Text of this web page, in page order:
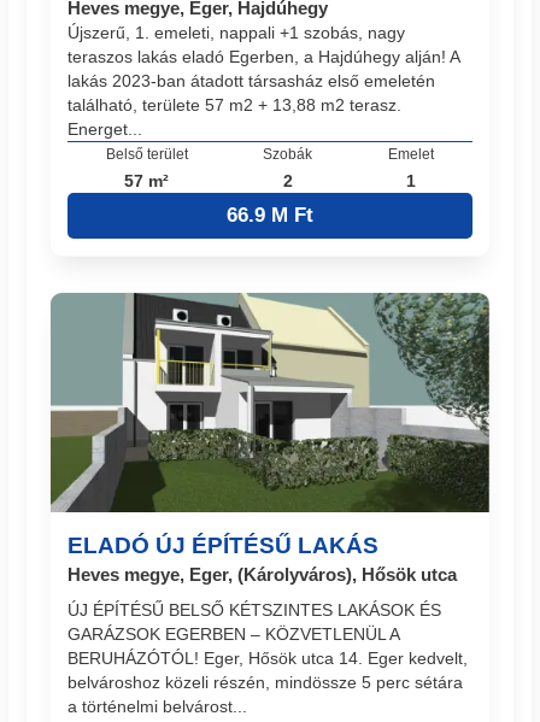
Heves megye, Eger, Hajdúhegy
Újszerű, 1. emeleti, nappali +1 szobás, nagy
teraszos lakás eladó Egerben, a Hajdúhegy alján! A
lakás 2023-ban átadott társasház első emeletén
található, területe 57 m2 + 13,88 m2 terasz.
Energet...
Belső terület
57 m²
Szobák
2
Emelet
1
66.9 M Ft
ELADÓ ÚJ ÉPÍTÉSŰ LAKÁS
Heves megye, Eger, (Károlyváros), Hősök utca
ÚJ ÉPÍTÉSŰ BELSŐ KÉTSZINTES LAKÁSOK ÉS
GARÁZSOK EGERBEN – KÖZVETLENÜL A
BERUHÁZÓTÓL! Eger, Hősök utca 14. Eger kedvelt,
belvároshoz közeli részén, mindössze 5 perc sétára
a történelmi belvárost...